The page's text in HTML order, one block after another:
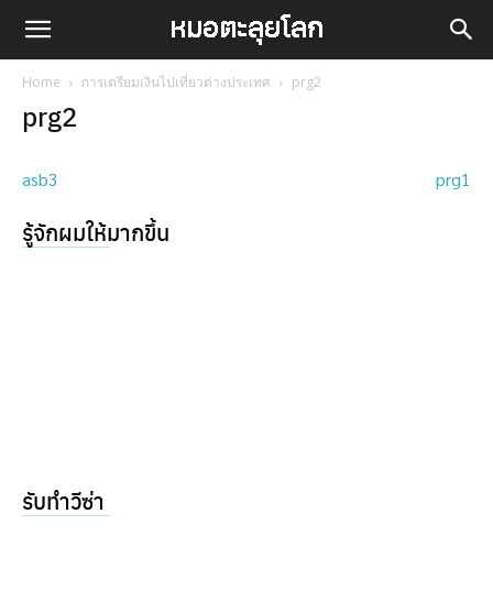
Home การเตรียมเงินไปเที่ยวต่างประเทศ prg2
prg2
asb3 prg1
รู้จักผมให้มากขึ้น
รับทำวีซ่า